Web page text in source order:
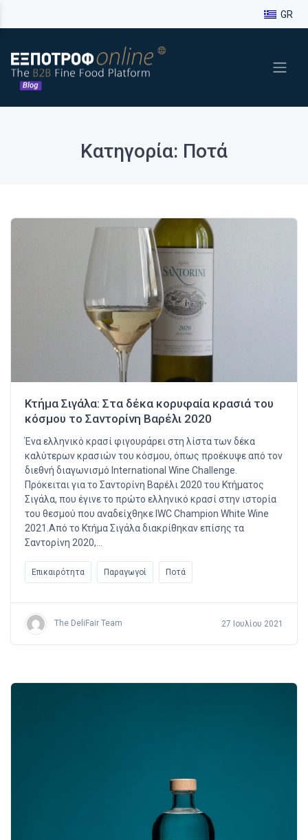
GR
Κατηγορία: Ποτά
Κτήμα Σιγάλα: Στα δέκα κορυφαία κρασιά του
κόσμου το Σαντορίνη Βαρέλι 2020
Ένα ελληνικό κρασί φιγουράρει στη λίστα των δέκα
καλύτερων κρασιών του κόσμου, όπως προέκυψε από τον
διεθνή διαγωνισμό International Wine Challenge.
Πρόκειται για το Σαντορίνη Βαρέλι 2020 του Κτήματος
Σιγάλα, που έγινε το πρώτο ελληνικό κρασί στην ιστορία
του θεσμού που αναδείχθηκε IWC Champion White Wine
2021.Από το Κτήμα Σιγάλα διακρίθηκαν επίσης τα
Σαντορίνη 2020,…
Επικαιρότητα Παραγωγοί Ποτά
The DeliFair Team 27 Ιουλίου 2021